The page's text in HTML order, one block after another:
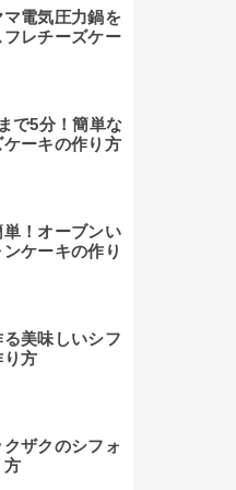
電気圧力鍋を
レチーズケー
で5分！簡単な
ーキの作り方
単！オーブンい
ケーキの作り
美味しいシフ
り方
ザクのシフォ
方